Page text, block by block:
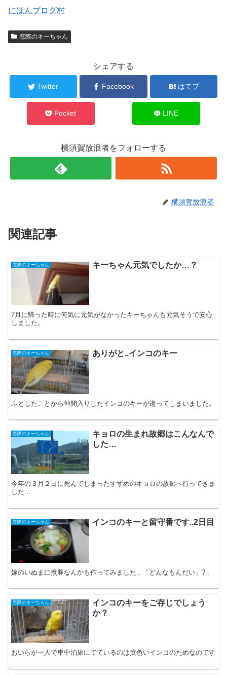
にほんブログ村
窓際のキーちゃん
シェアする
Twitter Facebook はてブ
Pocket LINE
横須賀放浪者をフォローする
横須賀放浪者
関連記事
窓際のキーちゃん キーちゃん元気でしたか…？
7月に帰った時に何気に元気がなかったキーちゃんも元気そうで安心
しました。
窓際のキーちゃん ありがと..インコのキー
ふとしたことから仲間入りしたインコのキーが逝ってしまいました。
窓際のキーちゃん
キョロの生まれ故郷はこんなんで
した…
今年の３月２日に死んでしまったすずめのキョロの故郷へ行ってきま
した...
窓際のキーちゃん インコのキーと留守番です..2日目
嫁のいぬまに煮豚なんかも作ってみました.. 「どんなもんだい」?..
窓際のキーちゃん
インコのキーをご存じでしょう
か？
おいらが一人で車中泊旅にでているのは黄色いインコのためなのです